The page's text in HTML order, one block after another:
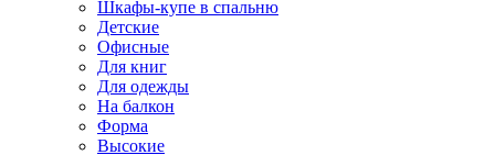
Шкафы-купе в спальню
Детские
Офисные
Для книг
Для одежды
На балкон
Форма
Высокие